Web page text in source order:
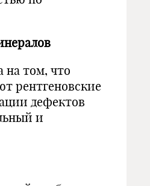
на том, что
рентгеновские
дефектов
и